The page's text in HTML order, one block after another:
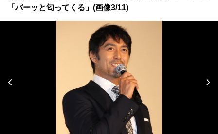
「バーッと匂ってくる」(画像3/11)